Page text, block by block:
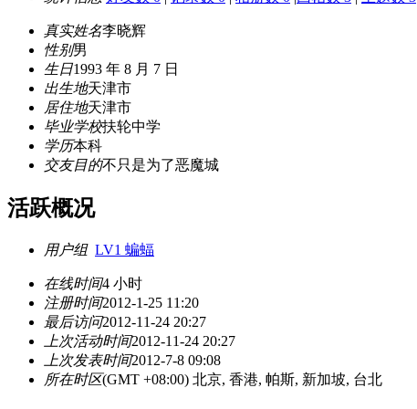
真实姓名李晓辉
性别男
生日1993 年 8 月 7 日
出生地天津市
居住地天津市
毕业学校扶轮中学
学历本科
交友目的不只是为了恶魔城
活跃概况
用户组 LV1 蝙蝠
在线时间4 小时
注册时间2012-1-25 11:20
最后访问2012-11-24 20:27
上次活动时间2012-11-24 20:27
上次发表时间2012-7-8 09:08
所在时区(GMT +08:00) 北京, 香港, 帕斯, 新加坡, 台北